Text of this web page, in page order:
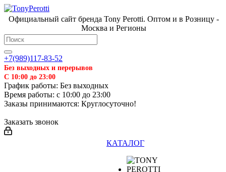
Официальный сайт бренда Tony Perotti. Оптом и в Розницу -
Москва и Регионы
+7(989)117-83-52
Без выходных и перерывов
С 10:00 до 23:00
График работы: Без выходных
Время работы: с 10:00 до 23:00
Заказы принимаются: Круглосуточно!
Заказать звонок
КАТАЛОГ